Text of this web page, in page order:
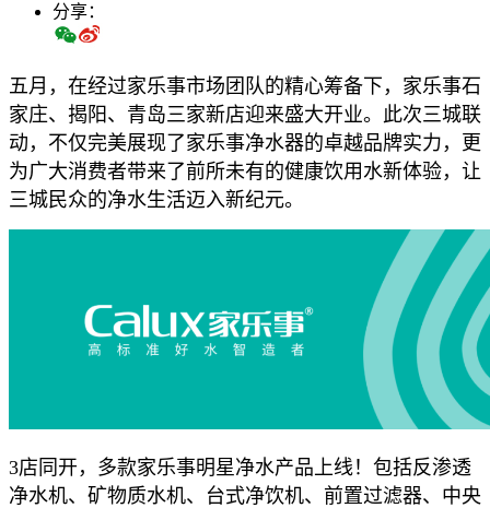
分享：
五月，在经过家乐事市场团队的精心筹备下，家乐事石
家庄、揭阳、青岛三家新店迎来盛大开业。此次三城联
动，不仅完美展现了家乐事净水器的卓越品牌实力，更
为广大消费者带来了前所未有的健康饮用水新体验，让
三城民众的净水生活迈入新纪元。
3店同开，多款家乐事明星净水产品上线！包括反渗透
净水机、矿物质水机、台式净饮机、前置过滤器、中央